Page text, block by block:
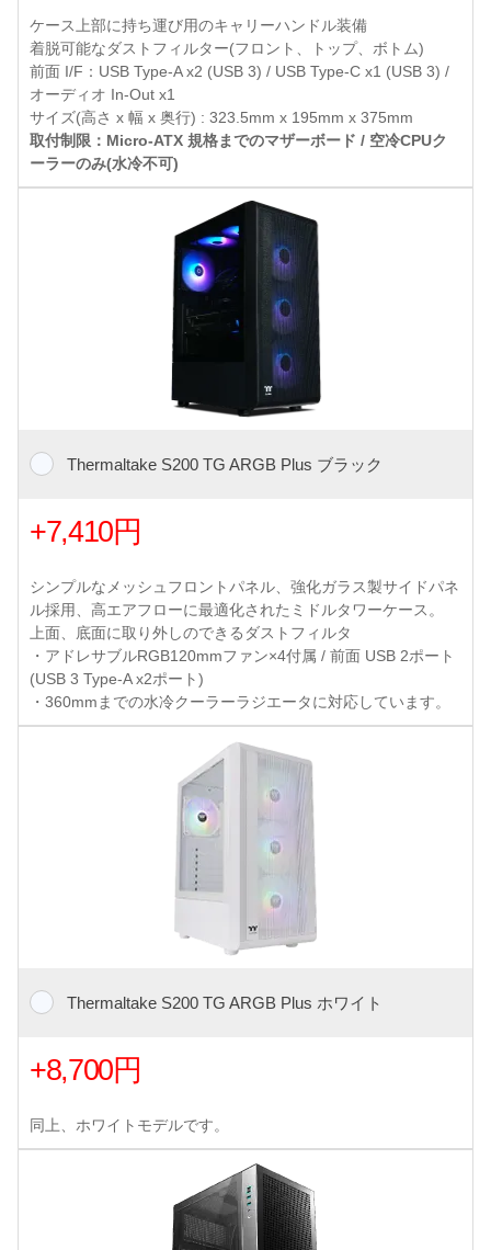
ケース上部に持ち運び用のキャリーハンドル装備
着脱可能なダストフィルター(フロント、トップ、ボトム)
前面 I/F：USB Type-A x2 (USB 3) / USB Type-C x1 (USB 3) /
オーディオ In-Out x1
サイズ(高さ x 幅 x 奥行) : 323.5mm x 195mm x 375mm
取付制限：Micro-ATX 規格までのマザーボード / 空冷CPUク
ーラーのみ(水冷不可)
Thermaltake S200 TG ARGB Plus ブラック
+7,410円
シンプルなメッシュフロントパネル、強化ガラス製サイドパネ
ル採用、高エアフローに最適化されたミドルタワーケース。
上面、底面に取り外しのできるダストフィルタ
・アドレサブルRGB120mmファン×4付属 / 前面 USB 2ポート
(USB 3 Type-A x2ポート)
・360mmまでの水冷クーラーラジエータに対応しています。
Thermaltake S200 TG ARGB Plus ホワイト
+8,700円
同上、ホワイトモデルです。